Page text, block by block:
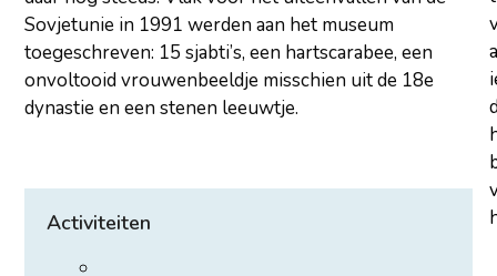
Sovjetunie in 1991 werden aan het museum
toegeschreven: 15 sjabti’s, een hartscarabee, een
onvoltooid vrouwenbeeldje misschien uit de 18e
dynastie en een stenen leeuwtje.
Activiteiten